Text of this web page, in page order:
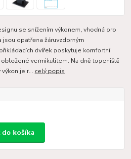
se snížením výkonem, vhodná pro
jsou opatřena žáruvzdorným
dvířek poskytuje komfortní
vermikulitem. Na dně topeniště
je r... celý popis
do košíka